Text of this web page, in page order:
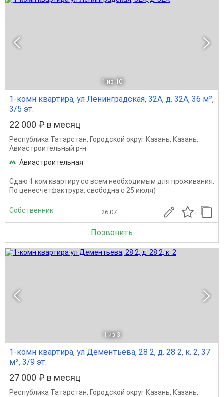
1 из 10
1-комн квартира, ул Ленинградская, 32А, д. 32А, 36 м²,
3/5 эт.
22 000 ₽ в месяц
Республика Татарстан, Городской округ Казань, Казань,
Авиастроительный р-н
Авиастроительная
Сдаю 1 ком квартиру со всем необходимым для проживания.
По ценесчетфактрура, свободна с 25 июля)
Собственник 26.07
Позвонить
1 из 3
1-комн квартира, ул Дементьева, 28 2, д. 28 2, к. 2, 37
м², 3/9 эт.
27 000 ₽ в месяц
Республика Татарстан, Городской округ Казань, Казань,